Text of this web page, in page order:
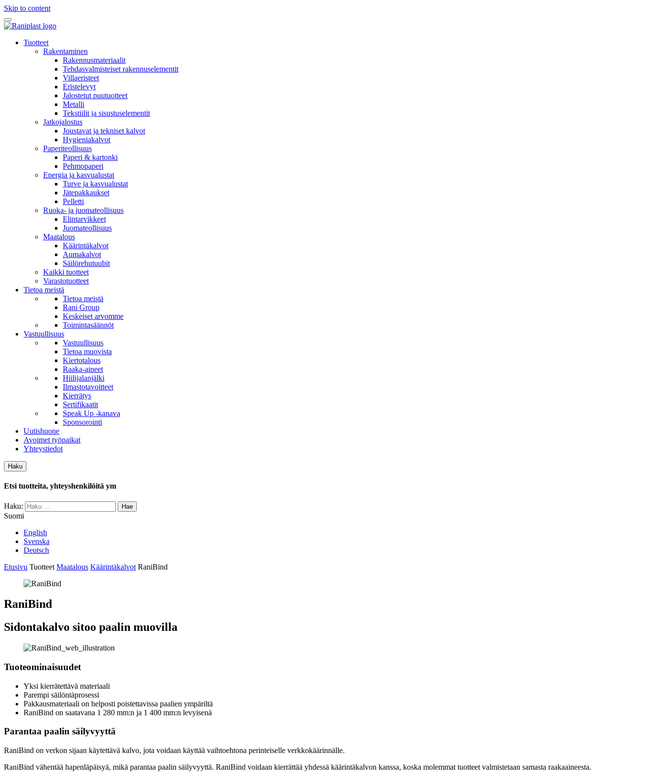
Skip to content
Tuotteet
Rakentaminen
Rakennusmateriaalit
Tehdasvalmisteiset rakennuselementit
Villaeristeet
Eristelevyt
Jalostetut puutuotteet
Metalli
Tekstiilit ja sisustuselementit
Jatkojalostus
Joustavat ja tekniset kalvot
Hygieniakalvot
Paperiteollisuus
Paperi & kartonki
Pehmopaperi
Energia ja kasvualustat
Turve ja kasvualustat
Jätepakkaukset
Pelletti
Ruoka- ja juomateollisuus
Elintarvikkeet
Juomateollisuus
Maatalous
Käärintäkalvot
Aumakalvot
Säilörehutuubit
Kaikki tuotteet
Varastotuotteet
Tietoa meistä
Tietoa meistä
Rani Group
Keskeiset arvomme
Toimintasäännöt
Vastuullisuus
Vastuullisuus
Tietoa muovista
Kiertotalous
Raaka-aineet
Hiilijalanjälki
Ilmastotavoitteet
Kierrätys
Sertifikaatit
Speak Up -kanava
Sponsorointi
Uutishuone
Avoimet työpaikat
Yhteystiedot
Haku
Etsi tuotteita, yhteyshenkilöitä ym
Haku:
Suomi
English
Svenska
Deutsch
Etusivu Tuotteet Maatalous Käärintäkalvot RaniBind
RaniBind
Sidontakalvo sitoo paalin muovilla
Tuoteominaisuudet
Yksi kierrätettävä materiaali
Parempi säilöntäprosessi
Pakkausmateriaali on helposti poistettavissa paalien ympäriltä
RaniBind on saatavana 1 280 mm:n ja 1 400 mm:n levyisenä
Parantaa paalin säilyvyyttä
RaniBind on verkon sijaan käytettävä kalvo, jota voidaan käyttää vaihtoehtona perinteiselle verkkokäärinnälle.
RaniBind vähentää hapenläpäisyä, mikä parantaa paalin säilyvyyttä. RaniBind voidaan kierrättää yhdessä käärintäkalvon kanssa, koska molemmat tuotteet valmistetaan samasta raakaaineesta.